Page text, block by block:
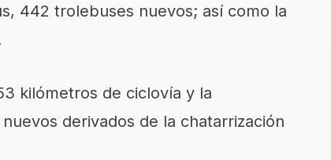
442 trolebuses nuevos; así como la
kilómetros de ciclovía y la
derivados de la chatarrización